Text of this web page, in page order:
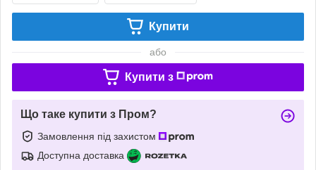
Купити
або
Купити з
Що таке купити з Пром?
Замовлення під захистом
Доступна доставка